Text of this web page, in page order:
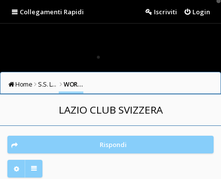
Collegamenti Rapidi Login
Iscriviti
Home S.S. LAZIO FORUM WORLDWIDE LAZIO CLUBS
LAZIO CLUB SVIZZERA
Rispondi